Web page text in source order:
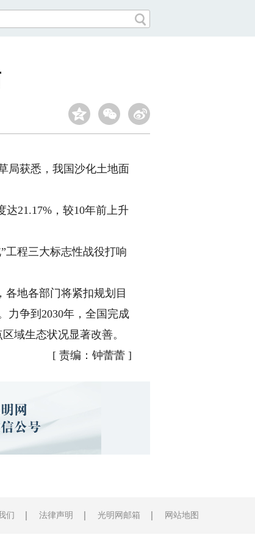
局获悉，我国沙化土地面
21.17%，较10年前上升
程三大标志性战役打响
地各部门将紧扣规划目
力争到2030年，全国完成
域生态状况显著改善。
[ 责编：钟蕾蕾 ]
们 法律声明 光明网邮箱 网站地图